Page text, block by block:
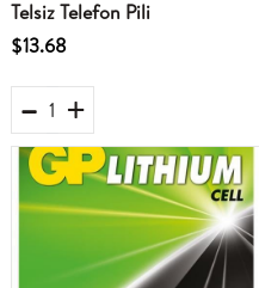
Telsiz Telefon Pili
$13.68